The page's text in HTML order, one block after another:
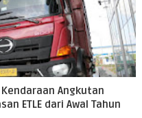
Angkutan
ETLE dari Awal Tahun